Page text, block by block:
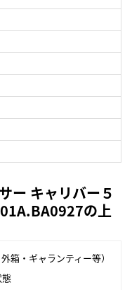
ー キャリバー５
の上
箱・ギャランティー等）